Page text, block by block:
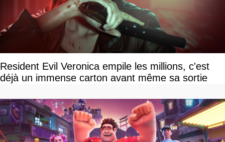
Resident Evil Veronica empile les millions, c'est
déjà un immense carton avant même sa sortie